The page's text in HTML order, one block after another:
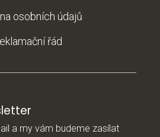
osobních údajů
řád
a my vám budeme zasílat